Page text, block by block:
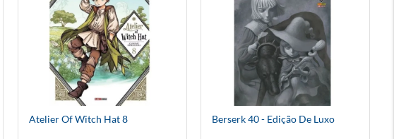
Atelier Of Witch Hat 8 Berserk 40 - Edição De Luxo